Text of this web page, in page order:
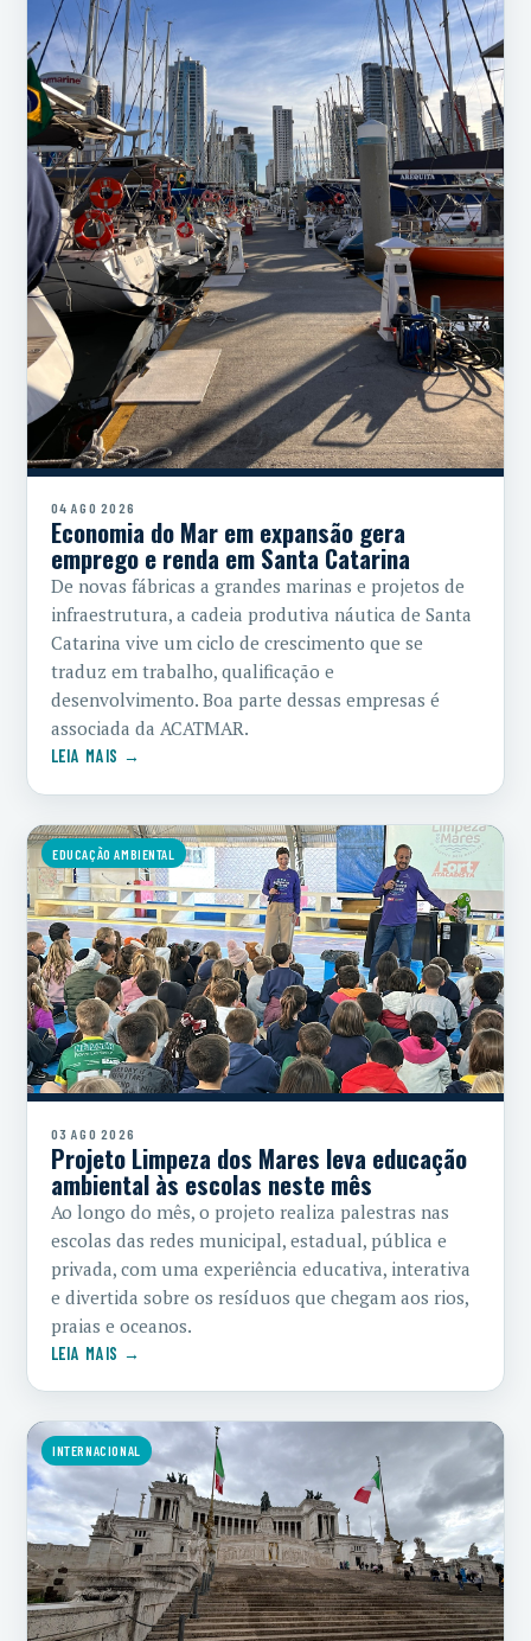
04 AGO 2026
Economia do Mar em expansão gera
emprego e renda em Santa Catarina
De novas fábricas a grandes marinas e projetos de
infraestrutura, a cadeia produtiva náutica de Santa
Catarina vive um ciclo de crescimento que se
traduz em trabalho, qualificação e
desenvolvimento. Boa parte dessas empresas é
associada da ACATMAR.
LEIA MAIS →
EDUCAÇÃO AMBIENTAL
03 AGO 2026
Projeto Limpeza dos Mares leva educação
ambiental às escolas neste mês
Ao longo do mês, o projeto realiza palestras nas
escolas das redes municipal, estadual, pública e
privada, com uma experiência educativa, interativa
e divertida sobre os resíduos que chegam aos rios,
praias e oceanos.
LEIA MAIS →
INTERNACIONAL